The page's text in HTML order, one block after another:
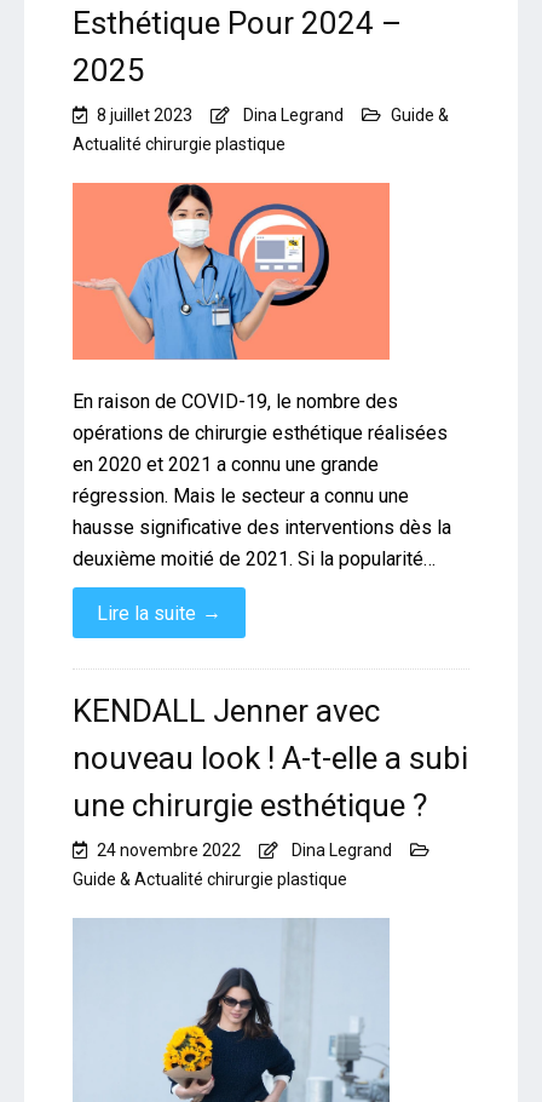
Esthétique Pour 2024 –
2025
8 juillet 2023 Dina Legrand
Guide &
Actualité chirurgie plastique
En raison de COVID-19, le nombre des
opérations de chirurgie esthétique réalisées
en 2020 et 2021 a connu une grande
régression. Mais le secteur a connu une
hausse significative des interventions dès la
deuxième moitié de 2021. Si la popularité…
Lire la suite →
KENDALL Jenner avec
nouveau look ! A-t-elle a subi
une chirurgie esthétique ?
24 novembre 2022
Dina Legrand
Guide & Actualité chirurgie plastique